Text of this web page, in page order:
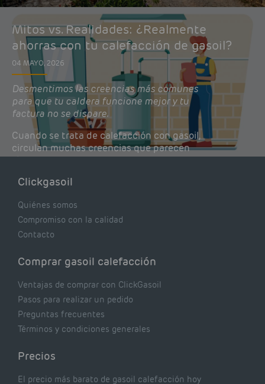
Mitos vs. Realidades: ¿Realmente
ahorras con tu calefacción de gasoil?
04 MAYO, 2026
Desmentimos las creencias más comunes
para que tu caldera funcione mejor y tu
factura no se dispare.
Cuando se trata de calefacción con gasoil,
circulan muchas creencias que parecen
lógicas pero que, en realidad, pueden estar
de tu caldera. Pocas se contrastan con lo que
Clickgasoil
Quiénes somos
Compromiso con la calidad
Contacto
Comprar gasoil calefacción
Ventajas de comprar con ClickGasoil
Pasos para realizar un pedido
Preguntas frecuentes
Términos y condiciones generales
Precios
El precio más barato de gasoil calefacción hoy